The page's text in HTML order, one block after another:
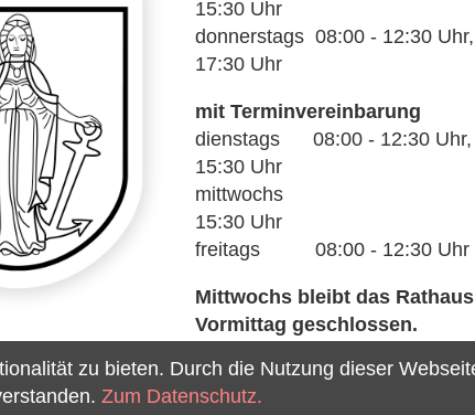
15:30 Uhr
donnerstags 08:00 - 12:30
17:30 Uhr
mit Terminvereinbarung
dienstags 08:00 - 12:30 Uhr,
15:30 Uhr
mittwochs
15:30 Uhr
freitags 08:00 - 12:30 Uhr
Mittwochs bleibt das
Vormittag geschlossen.
zu bieten. Durch die Nutzung dieser
Zum Datenschutz.